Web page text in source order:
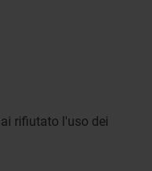
rifiutato l'uso dei